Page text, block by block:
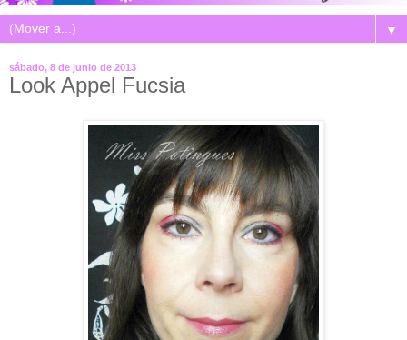
▼
sábado, 8 de junio de 2013
Look Appel Fucsia